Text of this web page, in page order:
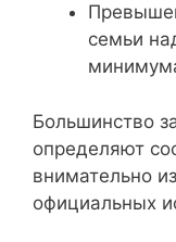
семьи
Большинство
определяют
внимательно
официальных